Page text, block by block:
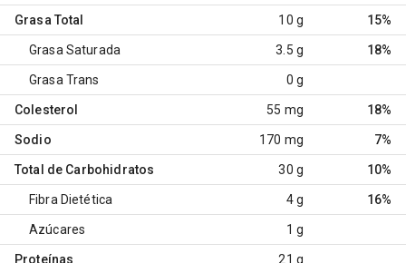
Grasa Total 10 g 15%
Grasa Saturada 3.5 g 18%
Grasa Trans 0 g
Colesterol 55 mg 18%
Sodio 170 mg 7%
Total de Carbohidratos 30 g 10%
Fibra Dietética 4 g 16%
Azúcares 1 g
Proteínas 21 g